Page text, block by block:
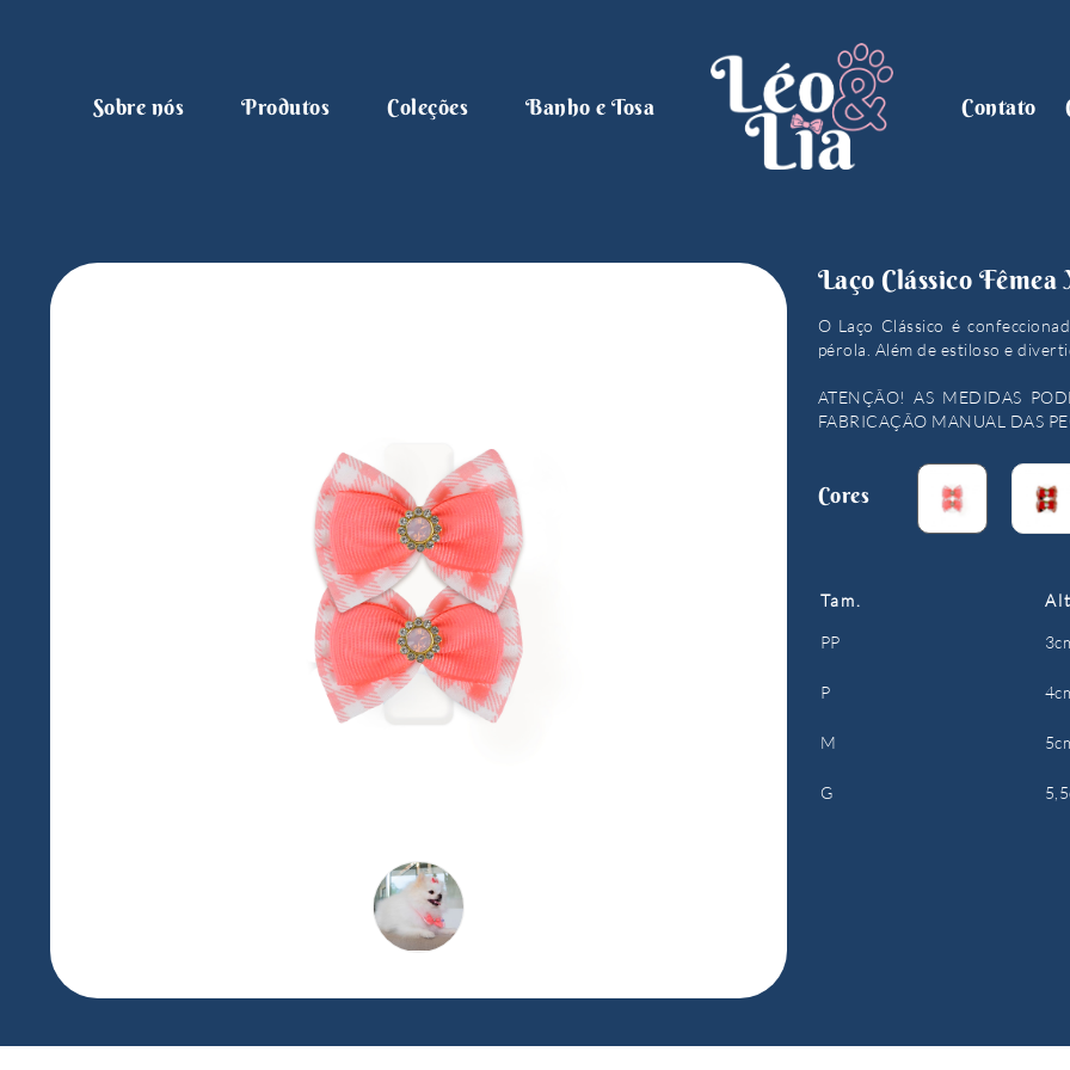
Sobre nós Produtos Coleções Banho e Tosa Contato
Laço Clássico Fêmea
O Laço Clássico é
pérola. Além de estiloso e
ATENÇÃO! AS MEDIDAS
FABRICAÇÃO MANUAL DAS
Cores
Tam.
PP
P
M
G